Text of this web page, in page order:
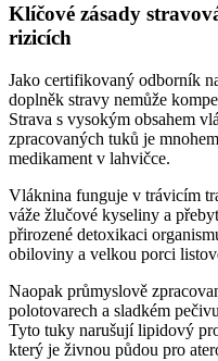
Klíčové zásady
rizicích
Jako certifikovaný odborník
doplněk stravy nemůže
Strava s vysokým obsahem
zpracovaných tuků je
medikament v lahvičce.
Vláknina funguje v trávicím
váže žlučové kyseliny a
přirozené detoxikaci
obiloviny a velkou porci
Naopak průmyslově
polotovarech a sladkém
Tyto tuky narušují lipidový
který je živnou půdou pro